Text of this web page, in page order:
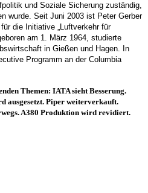
und Soziale Sicherung zuständig,
wurde. Seit Juni 2003 ist Peter Gerber
die Initiative „Luftverkehr für
am 1. März 1964, studierte
in Gießen und Hagen. In
Programm an der Columbia
Themen: IATA sieht Besserung.
ausgesetzt. Piper weiterverkauft.
A380 Produktion wird revidiert.